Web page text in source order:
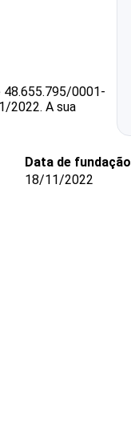
48.655.795/0001-
2022. A sua
Data de fundação
18/11/2022